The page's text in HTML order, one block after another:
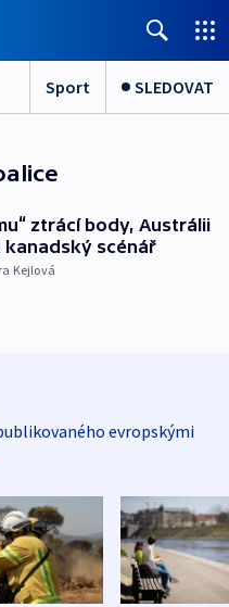
Sport SLEDOVAT
ztrácí body, Austrálii
kanadský scénář
Kejlová
evropskými